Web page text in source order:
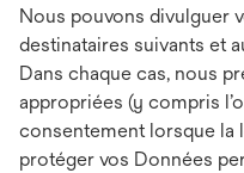
Nous pouvons divulguer
destinataires suivants et
Dans chaque cas, nous
appropriées (y compris
consentement lorsque la
protéger vos Données